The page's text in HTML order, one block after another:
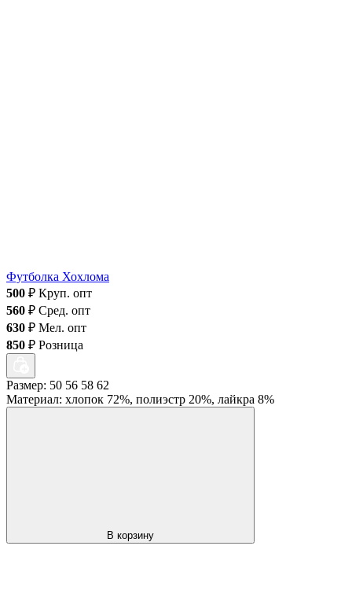
Футболка Хохлома
500 ₽ Круп. опт
560 ₽ Сред. опт
630 ₽ Мел. опт
850 ₽ Розница
Размер: 50 56 58 62
Материал: хлопок 72%, полиэстр 20%, лайкра 8%
В корзину